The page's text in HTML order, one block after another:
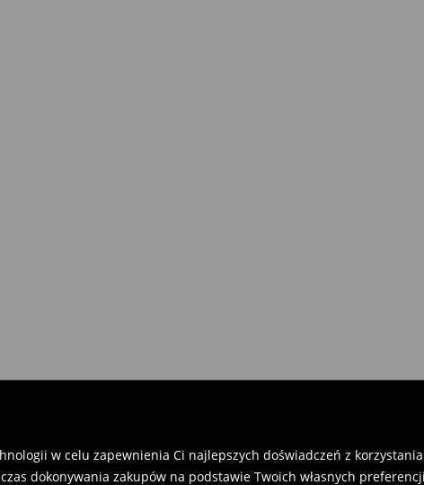
w celu zapewnienia Ci najlepszych doświadczeń z
dokonywania zakupów na podstawie Twoich własnych